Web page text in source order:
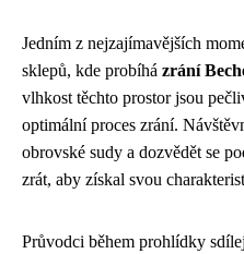
Jedním z nejzajímavějších
sklepů, kde probíhá zrání
vlhkost těchto prostor jsou
optimální proces zrání.
obrovské sudy a dozvědět se
zrát, aby získal svou
Průvodci během prohlídky